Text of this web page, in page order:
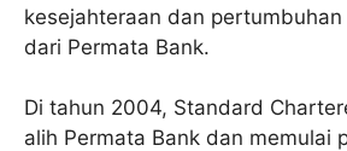
kesejahteraan dan
dari Permata Bank.
Di tahun 2004, Standard
alih Permata Bank dan memulai